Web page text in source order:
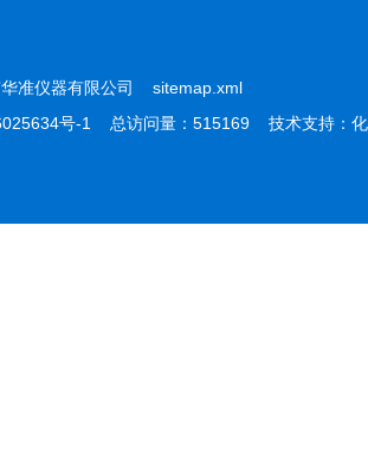
准仪器有限公司 sitemap.xml
号-1 总访问量：515169 技术支持： 化